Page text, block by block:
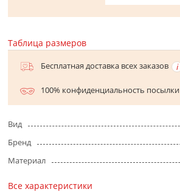
Бесплатная доставка всех заказов
100% конфиденциальность посылки
Таблица размеров
Вид
Бренд
Материал
Все характеристики